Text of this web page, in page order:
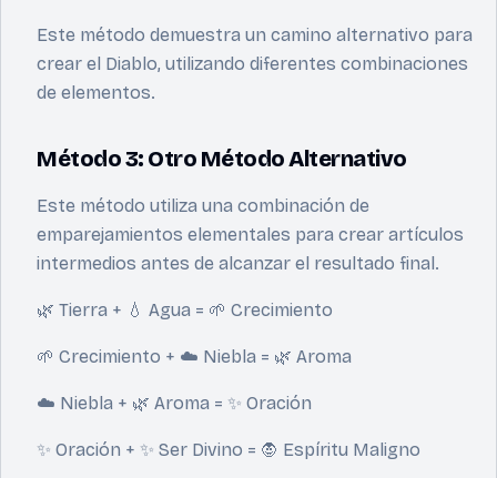
Este método demuestra un camino alternativo para
crear el Diablo, utilizando diferentes combinaciones
de elementos.
Método 3: Otro Método Alternativo
Este método utiliza una combinación de
emparejamientos elementales para crear artículos
intermedios antes de alcanzar el resultado final.
🌿 Tierra + 💧 Agua = 🌱 Crecimiento
🌱 Crecimiento + ☁️ Niebla = 🌿 Aroma
☁️ Niebla + 🌿 Aroma = ✨ Oración
✨ Oración + ✨ Ser Divino = 🧛 Espíritu Maligno